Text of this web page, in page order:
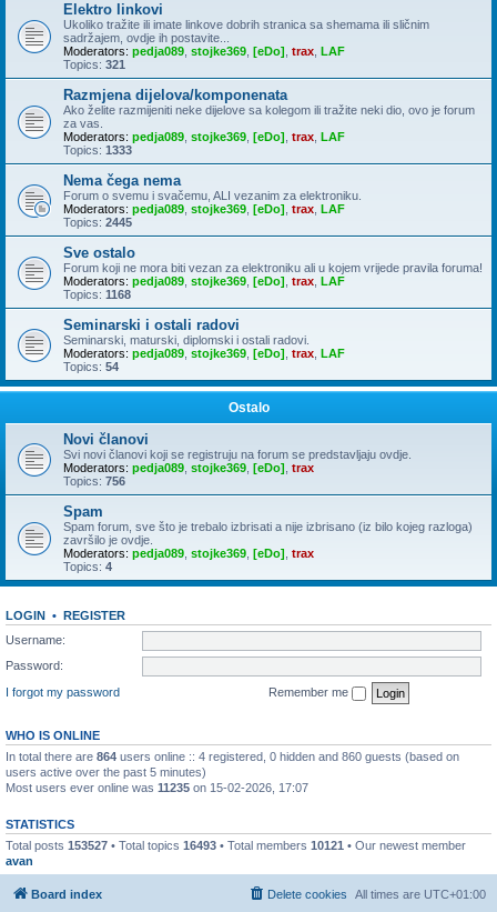
Elektro linkovi
Ukoliko tražite ili imate linkove dobrih stranica sa shemama ili sličnim
sadržajem, ovdje ih postavite...
Moderators: pedja089 stojke369 [eDo] trax LAF
Topics: 321
Razmjena dijelova/komponenata
Ako želite razmijeniti neke dijelove sa kolegom ili tražite neki dio, ovo je forum
za vas.
Moderators: pedja089 stojke369 [eDo] trax LAF
Topics: 1333
Nema čega nema
Forum o svemu i svačemu, ALI vezanim za elektroniku.
Moderators: pedja089 stojke369 [eDo] trax LAF
Topics: 2445
Sve ostalo
Forum koji ne mora biti vezan za elektroniku ali u kojem vrijede pravila foruma!
Moderators: pedja089 stojke369 [eDo] trax LAF
Topics: 1168
Seminarski i ostali radovi
Seminarski, maturski, diplomski i ostali radovi.
Moderators: pedja089 stojke369 [eDo] trax LAF
Topics: 54
Ostalo
Novi članovi
Svi novi članovi koji se registruju na forum se predstavljaju ovdje.
Moderators: pedja089 stojke369 [eDo] trax
Topics: 756
Spam
Spam forum, sve što je trebalo izbrisati a nije izbrisano (iz bilo kojeg razloga)
završilo je ovdje.
Moderators: pedja089 stojke369 [eDo] trax
Topics: 4
LOGIN • REGISTER
Username:
Password:
I forgot my password
Remember me
WHO IS ONLINE
In total there are 864 users online :: 4 registered, 0 hidden and 860 guests (based on
users active over the past 5 minutes)
Most users ever online was 11235 on 15-02-2026, 17:07
STATISTICS
Total posts 153527 • Total topics 16493 • Total members 10121 • Our newest member
avan
Board index All times are UTC+01:00
Delete cookies